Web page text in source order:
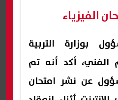
الفيزياء
بوزارة التربية
الفني، أكد أنه تم
عن نشر امتحان